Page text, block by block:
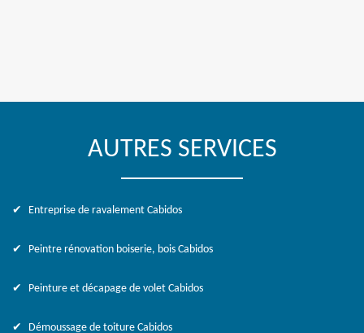
AUTRES SERVICES
Entreprise de ravalement Cabidos
Peintre rénovation boiserie, bois Cabidos
Peinture et décapage de volet Cabidos
Démoussage de toiture Cabidos